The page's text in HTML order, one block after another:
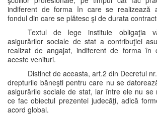
indiferent de forma în care se realizează
fondul din care se plătesc şi de durata
Textul de lege instituie obligaţia
asigurărilor sociale de stat a contribuţiei
realizat de angajat, indiferent de forma în
aceste venituri.
Distinct de aceasta, art.2 din Decretul
drepturile băneşti pentru care nu se
asigurările sociale de stat, iar între ele nu se
ce fac obiectul prezentei judecăţi, adică
acord global.